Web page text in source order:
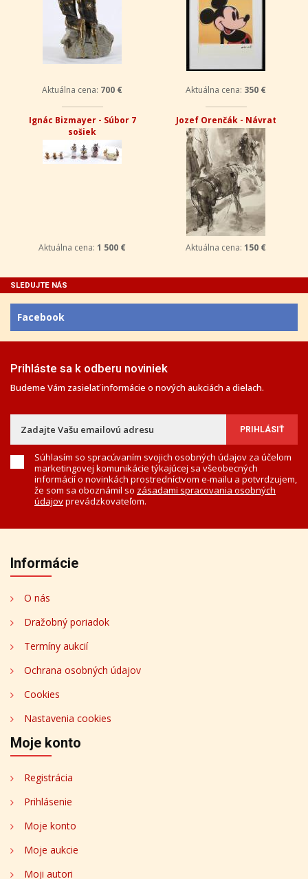
Aktuálna cena: 700 € Aktuálna cena: 350 €
Ignác Bizmayer - Súbor 7
sošiek
Aktuálna cena: 1 500 €
Jozef Orenčák - Návrat
Aktuálna cena: 150 €
SLEDUJTE NÁS
Facebook
Prihláste sa k odberu noviniek
Budeme Vám zasielať informácie o nových aukciách a dielach.
Súhlasím so spracúvaním svojich osobných údajov za účelom
marketingovej komunikácie týkajúcej sa všeobecných
informácií o novinkách prostredníctvom e-mailu a potvrdzujem,
že som sa oboznámil so zásadami spracovania osobných
údajovprevádzkovateľom.
Informácie
O nás
Dražobný poriadok
Termíny aukcií
Ochrana osobných údajov
Cookies
Nastavenia cookies
Moje konto
Registrácia
Prihlásenie
Moje konto
Moje aukcie
Moji autori